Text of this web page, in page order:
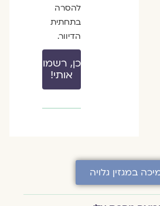
להסרה
בתחתית
הדיוור.
כן, רשמו
אותי!
במגזין גלויה